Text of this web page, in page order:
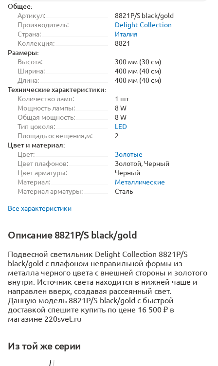
Общее:
Артикул:
8821P/S black/gold
Производитель:
Delight Collection
Страна:
Италия
Коллекция:
8821
Размеры:
Высота:
300 мм (30 см)
Ширина:
400 мм (40 см)
Длина:
400 мм (40 см)
Технические характеристики:
Количество ламп:
1 шт
Мощность лампы:
8 W
Общая мощность:
8 W
Тип цоколя:
LED
Площадь освещения,м:
2
Цвет и материал:
Цвет:
Золотые
Цвет плафонов:
Золотой, Черный
Цвет арматуры:
Черный
Материал:
Металлические
Материал арматуры:
Сталь
Все характеристики
Описание 8821P/S black/gold
Подвесной светильник Delight Collection 8821P/S
black/gold с плафоном неправильной формы из
металла черного цвета с внешней стороны и золотого
внутри. Источник света находится в нижней чаше и
направлен вверх, создавая рассеянный свет.
Данную модель 8821P/S black/gold с быстрой
доставкой спешите купить по цене 16 500 ₽ в
магазине 220svet.ru
Из той же серии